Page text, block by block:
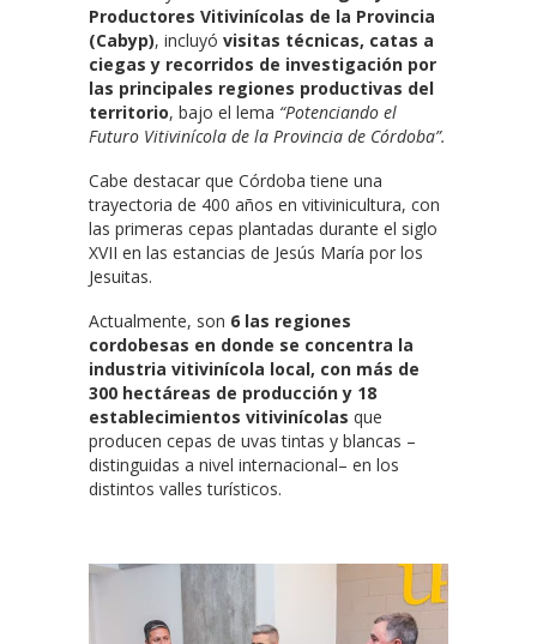
Productores Vitivinícolas de la Provincia
(Cabyp), incluyó visitas técnicas, catas a
ciegas y recorridos de investigación por
las principales regiones productivas del
territorio, bajo el lema “Potenciando el
Futuro Vitivinícola de la Provincia de Córdoba”.
Cabe destacar que Córdoba tiene una
trayectoria de 400 años en vitivinicultura, con
las primeras cepas plantadas durante el siglo
XVII en las estancias de Jesús María por los
Jesuitas.
Actualmente, son 6 las regiones
cordobesas en donde se concentra la
industria vitivinícola local, con más de
300 hectáreas de producción y 18
establecimientos vitivinícolas que
producen cepas de uvas tintas y blancas –
distinguidas a nivel internacional– en los
distintos valles turísticos.